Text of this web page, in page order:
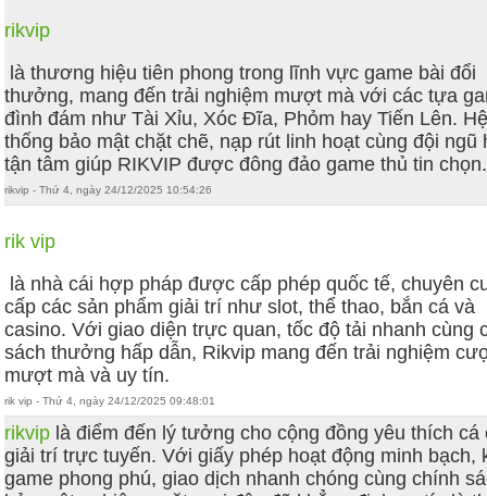
rikvip
là thương hiệu tiên phong trong lĩnh vực game bài đổi
thưởng, mang đến trải nghiệm mượt mà với các tựa
đình đám như Tài Xỉu, Xóc Đĩa, Phỏm hay Tiến Lên.
thống bảo mật chặt chẽ, nạp rút linh hoạt cùng đội ngũ
tận tâm giúp RIKVIP được đông đảo game thủ tin chọn.
rikvip - Thứ 4, ngày 24/12/2025 10:54:26
rik vip
là nhà cái hợp pháp được cấp phép quốc tế, chuyên
cấp các sản phẩm giải trí như slot, thể thao, bắn cá và
casino. Với giao diện trực quan, tốc độ tải nhanh cùng
sách thưởng hấp dẫn, Rikvip mang đến trải nghiệm
mượt mà và uy tín.
rik vip - Thứ 4, ngày 24/12/2025 09:48:01
rikvip là điểm đến lý tưởng cho cộng đồng yêu thích
giải trí trực tuyến. Với giấy phép hoạt động minh bạch,
game phong phú, giao dịch nhanh chóng cùng chính